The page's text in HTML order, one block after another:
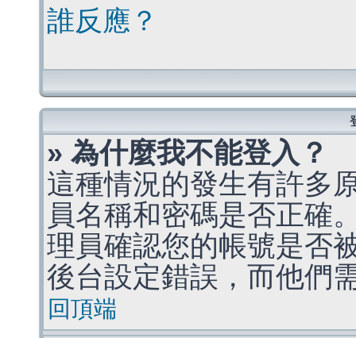
誰反應？
» 為什麼我不能登入？
這種情況的發生有許多
員名稱和密碼是否正確
理員確認您的帳號是否
後台設定錯誤，而他們
回頂端